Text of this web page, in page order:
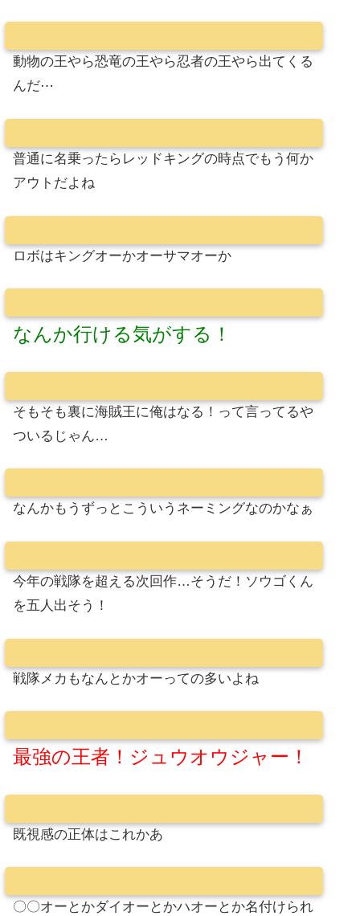
動物の王やら恐竜の王やら忍者の王やら出てくる
んだ⋯
普通に名乗ったらレッドキングの時点でもう何か
アウトだよね
ロボはキングオーかオーサマオーか
なんか行ける気がする！
そもそも裏に海賊王に俺はなる！って言ってるや
ついるじゃん…
なんかもうずっとこういうネーミングなのかなぁ
今年の戦隊を超える次回作…そうだ！ソウゴくん
を五人出そう！
戦隊メカもなんとかオーっての多いよね
最強の王者！ジュウオウジャー！
既視感の正体はこれかあ
〇〇オーとかダイオーとかハオーとか名付けられ